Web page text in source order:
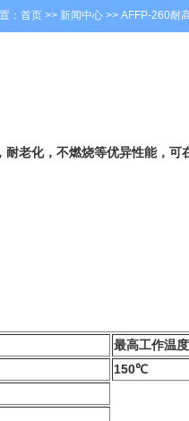
： 首页 >> 新闻中心 >> AFFP-260耐
老化，不燃烧等优异性能，可
最高工作温度
150℃